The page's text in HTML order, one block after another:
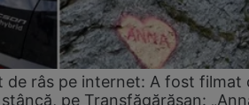
de râs pe internet: A fost filmat
pe Transfăgărășan: